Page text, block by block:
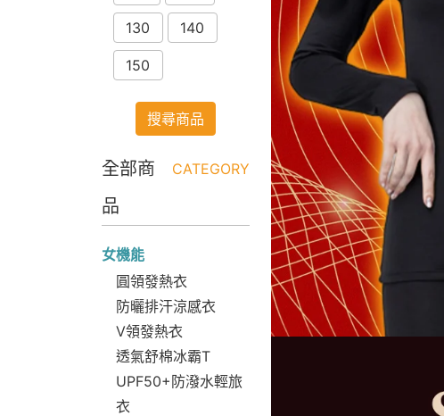
130 140
150
搜尋商品
全部商
品
CATEGORY
女機能
圓領發熱衣
防曬排汗涼感衣
V領發熱衣
透氣舒棉冰霸T
UPF50+防潑水輕旅
衣